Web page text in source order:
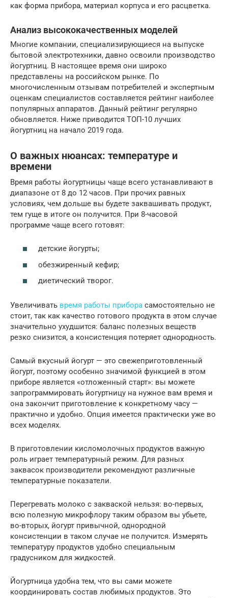
как форма прибора, материал корпуса и его расцветка.
Анализ высококачественных моделей
Многие компании, специализирующиеся на выпуске
бытовой электротехники, давно освоили производство
йогуртниц. В настоящее время они широко
представлены на российском рынке. По
многочисленным отзывам потребителей и экспертным
оценкам специалистов составляется рейтинг наиболее
популярных аппаратов. Данный рейтинг регулярно
обновляется. Ниже приводится ТОП-10 лучших
йогуртниц на начало 2019 года.
О важных нюансах: температуре и
времени
Время работы йогуртницы чаще всего устанавливают в
диапазоне от 8 до 12 часов. При прочих равных
условиях, чем дольше вы будете заквашивать продукт,
тем гуще в итоге он получится. При 8-часовой
программе чаще всего готовят:
детские йогурты;
обезжиренный кефир;
диетический творог.
Увеличивать время работы прибора самостоятельно не
стоит, так как качество готового продукта в этом случае
значительно ухудшится: баланс полезных веществ
резко снизится, а консистенция потеряет однородность.
Самый вкусный йогурт — это свежеприготовленный
йогурт, поэтому особенно значимой функцией в этом
приборе является «отложенный старт»: вы можете
запрограммировать йогуртницу на нужное вам время и
она закончит приготовление к конкретному часу —
практично и удобно. Опция имеется практически уже во
всех моделях.
В приготовлении кисломолочных продуктов важную
роль играет температурный режим. Для разных
заквасок производители рекомендуют различные
температурные показатели.
Перегревать молоко с закваской нельзя: во-первых,
всю полезную микрофлору таким образом вы убьете,
во-вторых, йогурт привычной, однородной
консистенции в таком случае не получится. Измерять
температуру продуктов удобно специальным
градусником для жидкостей.
Йогуртница удобна тем, что вы сами можете
координировать состав любимых продуктов. Это